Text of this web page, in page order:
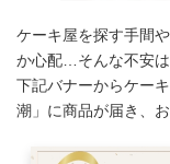
ケーキ屋を探す手間
か心配…そんな不安
下記バナーからケー
潮」に商品が届き、